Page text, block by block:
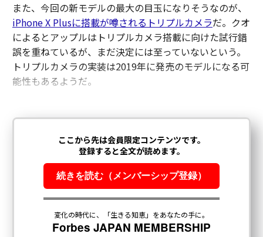
また、今回の新モデルの最大の目玉になりそうなのが、
iPhone X Plusに搭載が噂されるトリプルカメラだ。クオ
によるとアップルはトリプルカメラ搭載に向けた試行錯
誤を重ねているが、まだ決定には至っていないという。
トリプルカメラの実装は2019年に発売のモデルになる可
能性もあるようだ。